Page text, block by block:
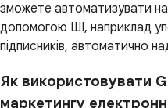
зможете автоматизувати
допомогою ШІ, наприклад
підписників, автоматично
Як використовувати
маркетингу